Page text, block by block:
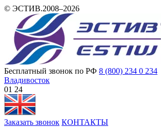
© ЭСТИВ.2008–2026
Бесплатный звонок по РФ 8 (800) 234 0 234
Владивосток
01:24
Заказать звонок КОНТАКТЫ